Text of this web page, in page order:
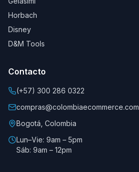
Horbach
Disney
D&M Tools
Contacto
(+57) 300 286 0322
compras@colombiaecommerce.com
Bogotá, Colombia
Lun–Vie: 9am – 5pm
Sáb: 9am – 12pm